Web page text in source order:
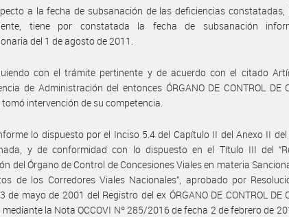
a la fecha de subsanación de las deficiencias constatadas,
tiene por constatada la fecha de subsanación
del 1 de agosto de 2011.
con el trámite pertinente y de acuerdo con el citado
de Administración del entonces ÓRGANO DE CONTROL DE
tomó intervención de su competencia.
lo dispuesto por el Inciso 5.4 del Capítulo II del Anexo II
y de conformidad con lo dispuesto en el Título III del
del Órgano de Control de Concesiones Viales en materia
de los Corredores Viales Nacionales”, aprobado por
de mayo de 2001 del Registro del ex ÓRGANO DE CONTROL DE
mediante la Nota OCCOVI Nº 285/2016 de fecha 2 de febrero de